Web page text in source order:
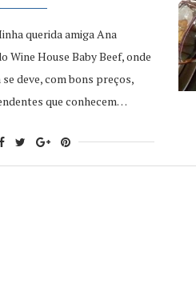
querida amiga Ana
Wine House Baby Beef, onde
deve, com bons preços,
que conhecem…